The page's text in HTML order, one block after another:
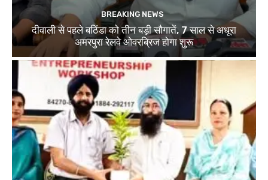
BREAKING NEWS
दीवाली से पहले बठिंडा को तीन बड़ी सौगातें, 7 साल से अधूरा
अमरपुरा रेलवे ओवरब्रिज होगा शुरू